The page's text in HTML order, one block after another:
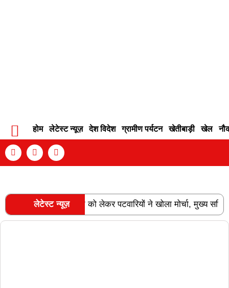
होम लेटेस्ट न्यूज़ देश विदेश ग्रामीण पर्यटन खेतीबाड़ी खेल
लेटेस्ट न्यूज़
और वेतन विसंगति को लेकर पटवारियों ने खोला मोर्चा, मुख्य सचिव को
RECENT POSTS